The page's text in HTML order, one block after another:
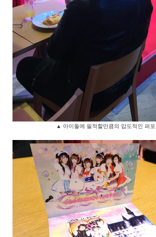
▲ 아이돌에 필적할만큼의 압도적인 퍼